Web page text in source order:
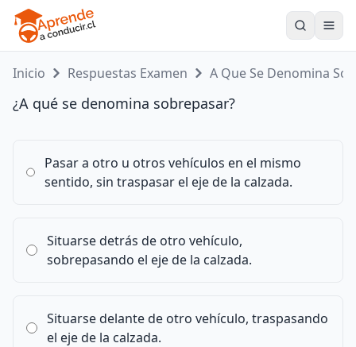
Inicio Respuestas Examen A Que Se Denomina
¿A qué se denomina sobrepasar?
Pasar a otro u otros vehículos en el mismo
sentido, sin traspasar el eje de la calzada.
Situarse detrás de otro vehículo,
sobrepasando el eje de la calzada.
Situarse delante de otro vehículo, traspasando
el eje de la calzada.